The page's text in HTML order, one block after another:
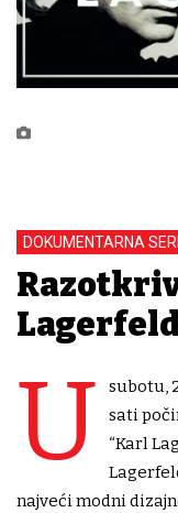
DOKUMENTARNA
U
subotu,
sati
“Karl
najveći modni